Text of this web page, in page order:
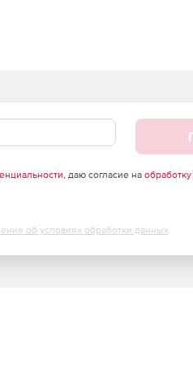
, даю согласие на
об условиях обработки данных